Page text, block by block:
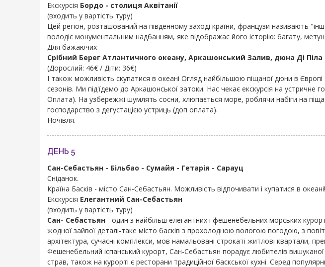
Екскурсія Бордо - столиця Аквітанії
(входить у вартість туру)
Цей регіон, розташований на південному заході країни, французи називають
володіє монументальним надбанням, яке відображає його історію: багату,
Для бажаючих
Срібний Берег Атлантичного океану, Аркашонський Залив, дюна Ді Піла
(Дорослий: 46€ / Діти: 36€)
І також можливість скупатися в океані Огляд найбільшою піщаної дюни в
сезонів. Ми під'їдемо до Аркашонської затоки. Нас чекає екскурсія на устричне
Оплата). На узбережжі шумлять сосни, хлюпається море, роблячи набіги на
господарство з дегустацією устриць (доп оплата).
Ночівля.
ДЕНЬ 5
Сан-Себастьян - Більбао - Сумайя - Гетарія - Сарауц
Сніданок.
Країна Басків - місто Сан-Себастьян. Можливість відпочивати і купатися в океані!
Екскурсія Елегантний Сан-Себастьян
(входить у вартість туру)
Сан- Себастьян - один з найбільш елегантних і фешенебельних морських
жодної зайвої деталі-таке місто басків з прохолодною вологою погодою, з
архітектура, сучасні комплекси, мов намальовані строкаті житлові квартали,
Фешенебельний іспанський курорт, Сан-Себастьян порадує любителів
страв, також на курорті є ресторани традиційної баскської кухні. Серед